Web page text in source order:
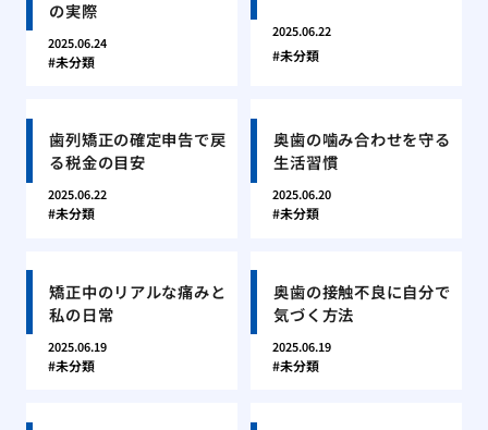
の実際
2025.06.24
未分類
2025.06.22
未分類
歯列矯正の確定申告で戻
る税金の目安
2025.06.22
未分類
奥歯の噛み合わせを守る
生活習慣
2025.06.20
未分類
矯正中のリアルな痛みと
私の日常
2025.06.19
未分類
奥歯の接触不良に自分で
気づく方法
2025.06.19
未分類